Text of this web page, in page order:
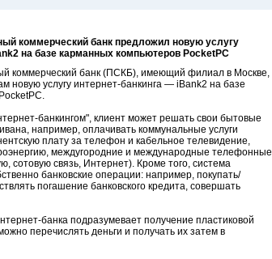
коммерческий банк предложил новую услугу
на базе карманных компьютеров PocketPC
коммерческий банк (ПСКБ), имеющий филиал в Москве,
новую услугу интернет-банкинга — iBank2 на базе
банкингом", клиент может решать свои бытовые
например, оплачивать коммунальные услуги
плату за телефон и кабельное телевидение,
междугородние и международные телефонные
сотовую связь, Интернет). Кроме того, система
банковские операции: например, покупать/
погашение банковского кредита, совершать
банка подразумевает получение пластиковой
перечислять деньги и получать их затем в